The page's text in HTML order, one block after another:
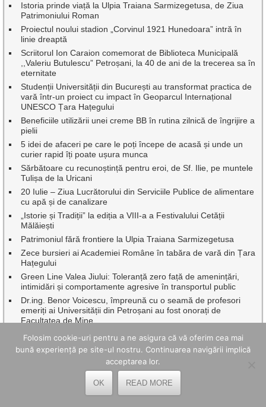
Istoria prinde viață la Ulpia Traiana Sarmizegetusa, de Ziua
Patrimoniului Roman
Proiectul noului stadion „Corvinul 1921 Hunedoara” intră în
linie dreaptă
Scriitorul Ion Caraion comemorat de Biblioteca Municipală
,,Valeriu Butulescu” Petroșani, la 40 de ani de la trecerea sa în
eternitate
Studenții Universității din București au transformat practica de
vară într-un proiect cu impact în Geoparcul Internațional
UNESCO Țara Hațegului
Beneficiile utilizării unei creme BB în rutina zilnică de îngrijire a
pielii
5 idei de afaceri pe care le poți începe de acasă și unde un
curier rapid îți poate ușura munca
Sărbătoare cu recunoștință pentru eroi, de Sf. Ilie, pe muntele
Tulișa de la Uricani
20 Iulie – Ziua Lucrătorului din Serviciile Publice de alimentare
cu apă și de canalizare
„Istorie și Tradiții” la ediția a VIII-a a Festivalului Cetății
Mălăiești
Patrimoniul fără frontiere la Ulpia Traiana Sarmizegetusa
Zece bursieri ai Academiei Române în tabăra de vară din Țara
Hațegului
Green Line Valea Jiului: Toleranță zero față de amenințări,
intimidări și comportamente agresive în transportul public
Dr.ing. Benor Voicescu, împreună cu o seamă de profesori
emeriți ai Universității din Petroșani au fost onorați de
Facultatea de Mine
Continuă asfaltările, pe mai multe artere rutiere din Petroșani
Corvinul Hunedoara revine în Superliga luni, 20 iulie, cu meciul
Vacanțe școlare 2026-2027: Când vor avea elevii vacanțele de
toamnă, iarnă, Paște și vară pe parcursul anului școlar viitor
Amenzi usturătoare pentru șoferii care circulă fără rovinietă:
Folosim cookie-uri pentru a ne asigura că vă oferim cea mai
bună experiență pe site-ul nostru. Continuarea navigării implică
acceptarea lor.
OK READ MORE